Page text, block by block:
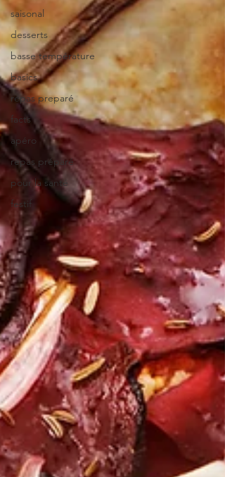
saisonal
desserts
basse température
basics
repas preparé
facts
apéro
repas préparé
pour la santé
festif